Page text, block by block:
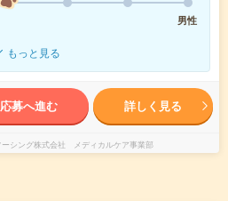
男性
もっと見る
応募へ進む 詳しく見る
ーシング株式会社 メディカルケア事業部